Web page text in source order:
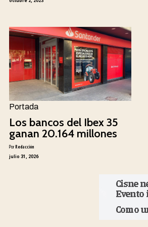
Portada
Los bancos del Ibex 35
ganan 20.164 millones
Por Redacción
julio 31, 2026